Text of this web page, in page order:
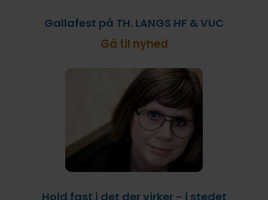
Gallafest på TH. LANGS HF & VUC
Gå til nyhed
Hold fast i det der virker - i stedet